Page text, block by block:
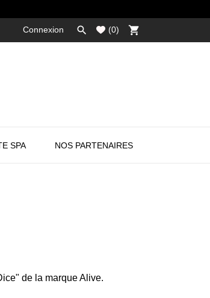
Connexion  (0) shopping_cart
SPA NOS PARTENAIRES
de la marque Alive.